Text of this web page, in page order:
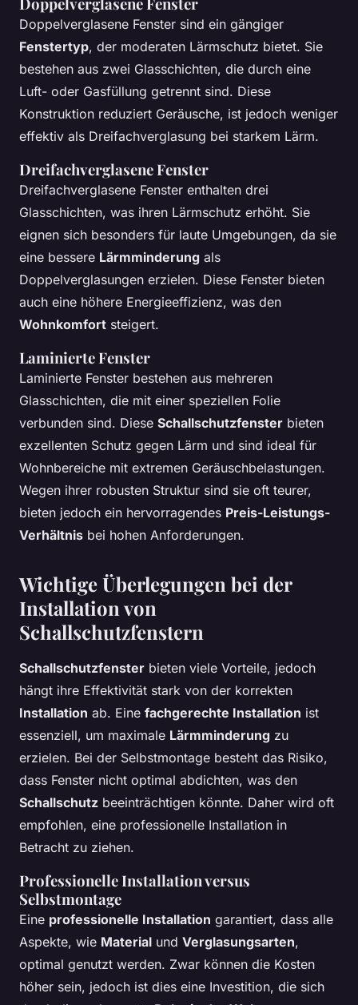
Doppelverglasene Fenster sind ein gängiger
Fenstertyp, der moderaten Lärmschutz bietet. Sie
bestehen aus zwei Glasschichten, die durch eine
Luft- oder Gasfüllung getrennt sind. Diese
Konstruktion reduziert Geräusche, ist jedoch weniger
effektiv als Dreifachverglasung bei starkem Lärm.
Dreifachverglasene Fenster
Dreifachverglasene Fenster enthalten drei
Glasschichten, was ihren Lärmschutz erhöht. Sie
eignen sich besonders für laute Umgebungen, da sie
eine bessere Lärmminderung als
Doppelverglasungen erzielen. Diese Fenster bieten
auch eine höhere Energieeffizienz, was den
Wohnkomfort steigert.
Laminierte Fenster
Laminierte Fenster bestehen aus mehreren
Glasschichten, die mit einer speziellen Folie
verbunden sind. Diese Schallschutzfenster bieten
exzellenten Schutz gegen Lärm und sind ideal für
Wohnbereiche mit extremen Geräuschbelastungen.
Wegen ihrer robusten Struktur sind sie oft teurer,
bieten jedoch ein hervorragendes Preis-Leistungs-
Verhältnis bei hohen Anforderungen.
Wichtige Überlegungen bei der
Installation von
Schallschutzfenstern
Schallschutzfenster bieten viele Vorteile, jedoch
hängt ihre Effektivität stark von der korrekten
Installation ab. Eine fachgerechte Installation ist
essenziell, um maximale Lärmminderung zu
erzielen. Bei der Selbstmontage besteht das Risiko,
dass Fenster nicht optimal abdichten, was den
Schallschutz beeinträchtigen könnte. Daher wird oft
empfohlen, eine professionelle Installation in
Betracht zu ziehen.
Professionelle Installation versus
Selbstmontage
Eine professionelle Installation garantiert, dass alle
Aspekte, wie Material und Verglasungsarten,
optimal genutzt werden. Zwar können die Kosten
höher sein, jedoch ist dies eine Investition, die sich